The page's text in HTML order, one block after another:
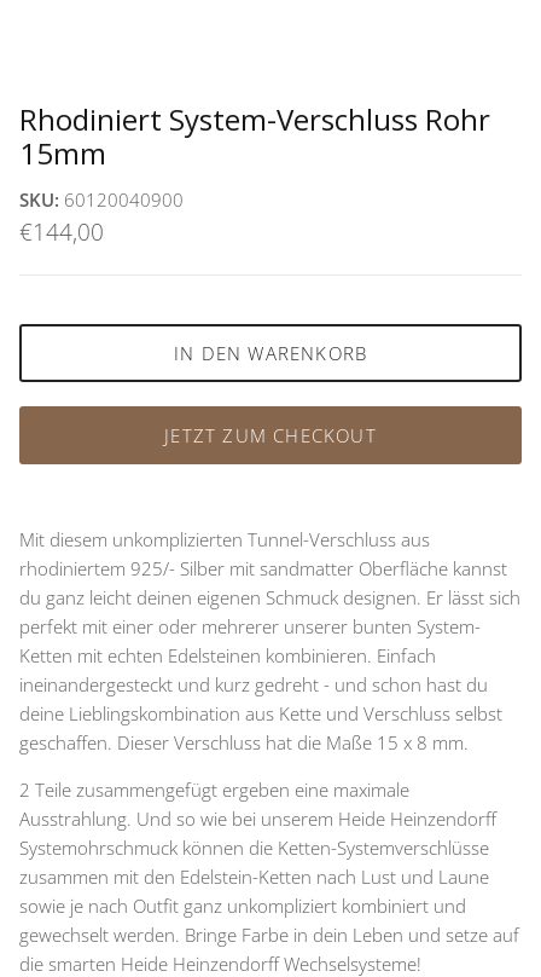
Rhodiniert System-Verschluss Rohr
15mm
SKU: 60120040900
€144,00
IN DEN WARENKORB
JETZT ZUM CHECKOUT
Mit diesem unkomplizierten Tunnel-Verschluss aus
rhodiniertem 925/- Silber mit sandmatter Oberfläche kannst
du ganz leicht deinen eigenen Schmuck designen. Er lässt sich
perfekt mit einer oder mehrerer unserer bunten System-
Ketten mit echten Edelsteinen kombinieren. Einfach
ineinandergesteckt und kurz gedreht - und schon hast du
deine Lieblingskombination aus Kette und Verschluss selbst
geschaffen. Dieser Verschluss hat die Maße 15 x 8 mm.
2 Teile zusammengefügt ergeben eine maximale
Ausstrahlung. Und so wie bei unserem Heide Heinzendorff
Systemohrschmuck können die Ketten-Systemverschlüsse
zusammen mit den Edelstein-Ketten nach Lust und Laune
sowie je nach Outfit ganz unkompliziert kombiniert und
gewechselt werden. Bringe Farbe in dein Leben und setze auf
die smarten Heide Heinzendorff Wechselsysteme!